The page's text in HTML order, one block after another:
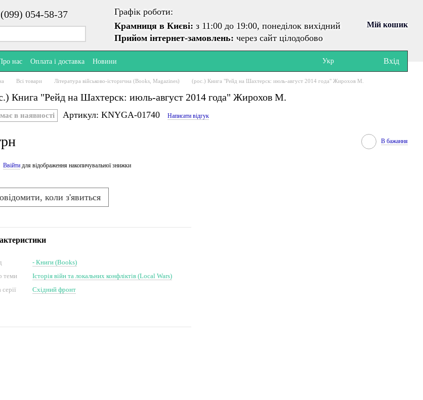
054-58-37
Графік роботи:
Крамниця в Києві: з 11:00 до 19:00, понеділок вихідний
Прийом інтернет-замовлень: через сайт цілодобово
Мій кошик
нас Оплата і доставка Новини Укр Вхід
Всі товари Література військово-історична (Books, Magazines) (рос.) Книга "Рейд на Шахтерск: июль-август 2014 года" Жирохов М.
Книга "Рейд на Шахтерск: июль-август 2014 года" Жирохов М.
в наявності Артикул: KNYGA-01740 Написати відгук
В бажання
Ввійти для відображення накопичувальної знижки
коли з'явиться
- Книги (Books)
теми
Історія війн та локальних конфліктів (Local Wars)
серії
Східний фронт